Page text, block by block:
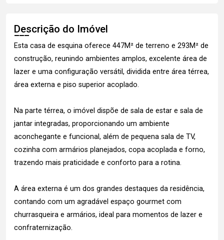
Descrição do Imóvel
Esta casa de esquina oferece 447M² de terreno e 293M² de
construção, reunindo ambientes amplos, excelente área de
lazer e uma configuração versátil, dividida entre área térrea,
área externa e piso superior acoplado.
Na parte térrea, o imóvel dispõe de sala de estar e sala de
jantar integradas, proporcionando um ambiente
aconchegante e funcional, além de pequena sala de TV,
cozinha com armários planejados, copa acoplada e forno,
trazendo mais praticidade e conforto para a rotina.
A área externa é um dos grandes destaques da residência,
contando com um agradável espaço gourmet com
churrasqueira e armários, ideal para momentos de lazer e
confraternização.